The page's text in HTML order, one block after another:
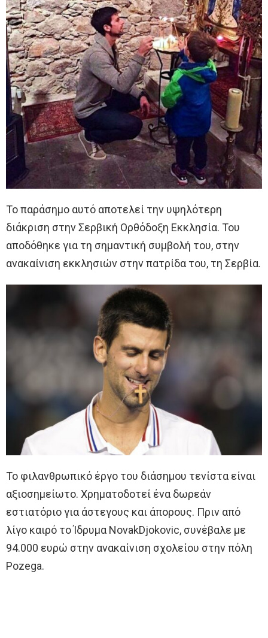
Το παράσημο αυτό αποτελεί την υψηλότερη
διάκριση στην Σερβική Ορθόδοξη Εκκλησία. Του
αποδόθηκε για τη σημαντική συμβολή του, στην
ανακαίνιση εκκλησιών στην πατρίδα του, τη Σερβία.
Το φιλανθρωπικό έργο του διάσημου τενίστα είναι
αξιοσημείωτο. Χρηματοδοτεί ένα δωρεάν
εστιατόριο για άστεγους και άπορους. Πριν από
λίγο καιρό το Ίδρυμα NovakDjokovic, συνέβαλε με
94.000 ευρώ στην ανακαίνιση σχολείου στην πόλη
Pozega.